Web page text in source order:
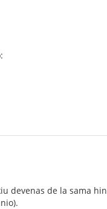
devenas de la sama